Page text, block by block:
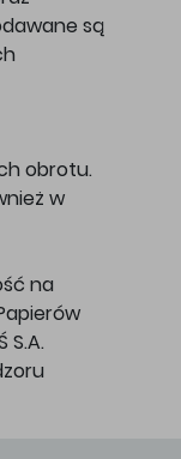
są
obrotu.
w
na
S.A.